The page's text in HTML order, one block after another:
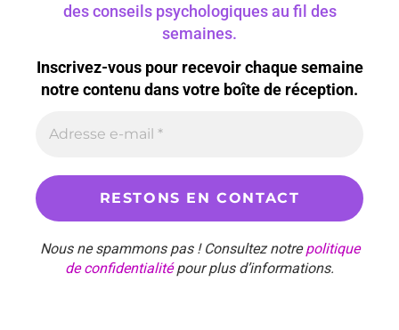
des conseils psychologiques au fil des
semaines.
Inscrivez-vous pour recevoir chaque semaine
notre contenu dans votre boîte de réception.
Nous ne spammons pas ! Consultez notrepolitique
de confidentialitépour plus d’informations.